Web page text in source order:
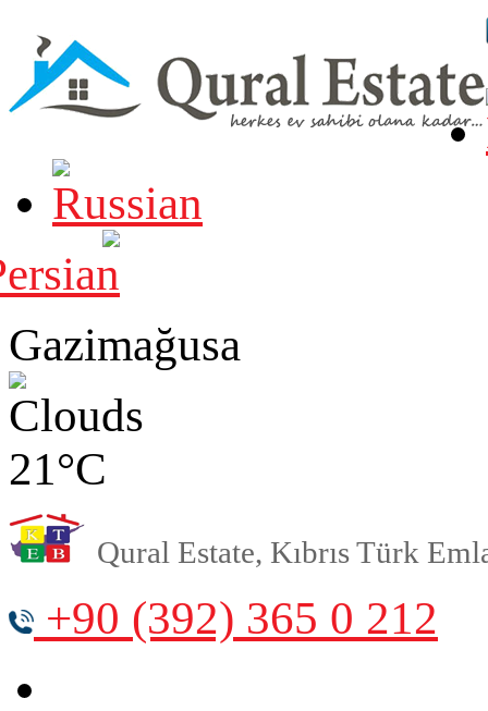
Gazimağusa
21°C
Qural Estate, Kıbrıs Türk
+90 (392) 365 0 212